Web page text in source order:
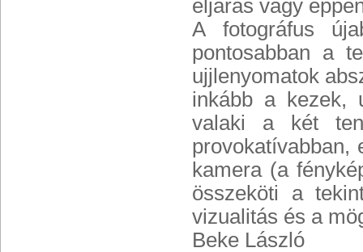
eljárás vagy
A fotográfus
pontosabban a
ujjlenyomatok
inkább a kezek,
valaki a két
provokatívabban,
kamera (a
összeköti a
vizualitás és a
Beke László